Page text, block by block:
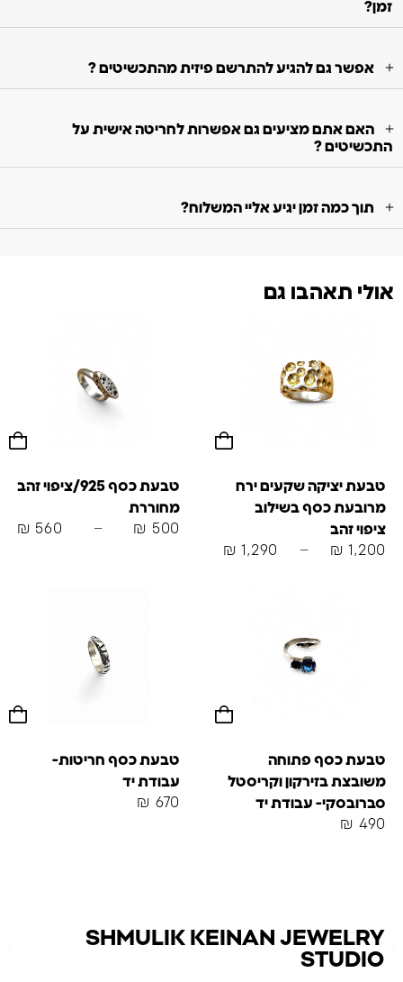
זמן?
אפשר גם להגיע להתרשם פיזית מהתכשיטים ?
האם אתם מציעים גם אפשרות לחריטה אישית על
התכשיטים ?
תוך כמה זמן יגיע אליי המשלוח?
אולי תאהבו גם
טבעת יציקה שקעים ירח
מרובעת כסף בשילוב
ציפוי זהב
₪ 1,200
–
₪ 1,290
טבעת כסף 925/ציפוי זהב
מחוררת
₪ 500
–
₪ 560
טבעת כסף פתוחה
משובצת בזירקון וקריסטל
סברובסקי- עבודת יד
₪ 490
טבעת כסף חריטות-
עבודת יד
₪ 670
SHMULIK KEINAN JEWELRY
STUDIO